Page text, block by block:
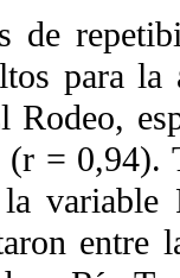
para la
= 0,94).
variable